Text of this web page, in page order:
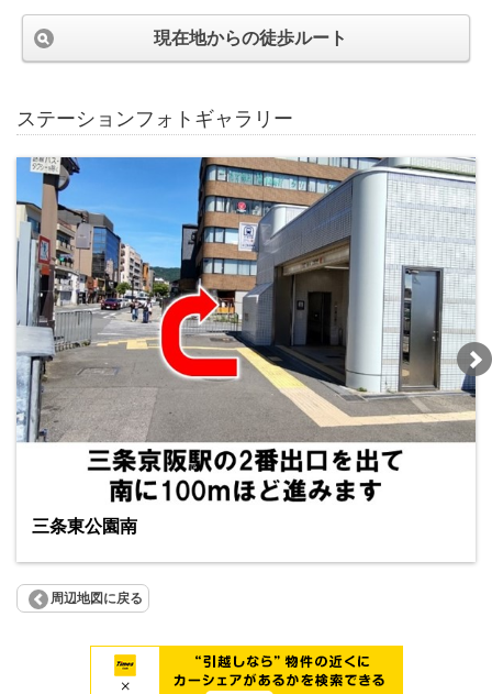
現在地からの徒歩ルート
ステーションフォトギャラリー
三条東公園南
周辺地図に戻る